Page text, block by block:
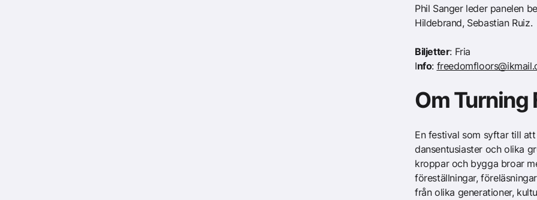
Phil Sanger leder panelen
Hildebrand, Sebastian Ruiz.
Biljetter: Fria
Info:
Om Turning
En festival som syftar till
dansentusiaster och olika
kroppar och bygga broar
föreställningar,
från olika generationer,